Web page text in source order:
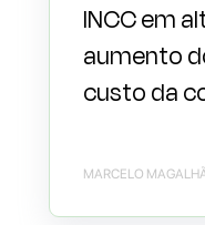
INCC em
aumento
custo da
MARCELO